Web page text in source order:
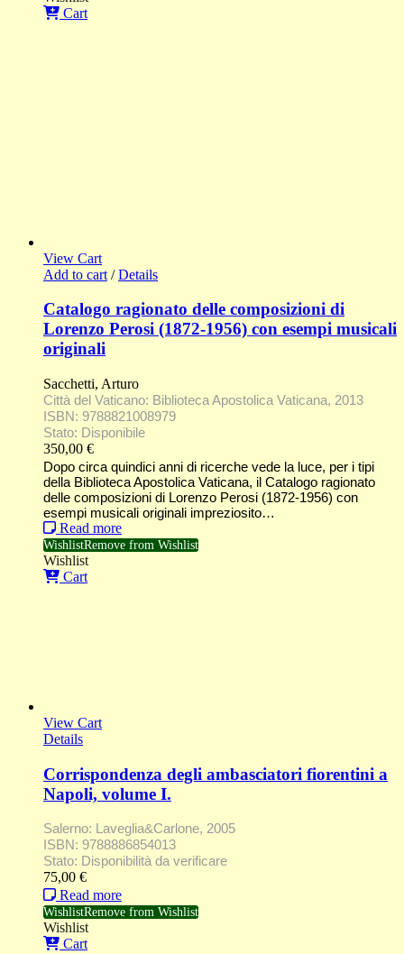
Cart
View Cart
Add to cart / Details
Catalogo ragionato delle composizioni di
Lorenzo Perosi (1872-1956) con esempi musicali
originali
Sacchetti, Arturo
Città del Vaticano: Biblioteca Apostolica Vaticana, 2013
ISBN: 9788821008979
Stato: Disponibile
350,00 €
Dopo circa quindici anni di ricerche vede la luce, per i tipi
della Biblioteca Apostolica Vaticana, il Catalogo ragionato
delle composizioni di Lorenzo Perosi (1872-1956) con
esempi musicali originali impreziosito…
Read more
WishlistRemove from Wishlist
Wishlist
Cart
View Cart
Details
Corrispondenza degli ambasciatori fiorentini a
Napoli, volume I.
Salerno: Laveglia&Carlone, 2005
ISBN: 9788886854013
Stato: Disponibilità da verificare
75,00 €
Read more
WishlistRemove from Wishlist
Wishlist
Cart